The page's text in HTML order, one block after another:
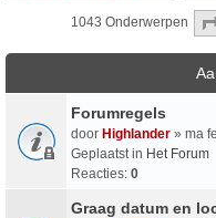
1043 Onderwerpen
Forumregels
door Highlander » ma
Geplaatst in Het Forum
Reacties: 0
Graag datum en